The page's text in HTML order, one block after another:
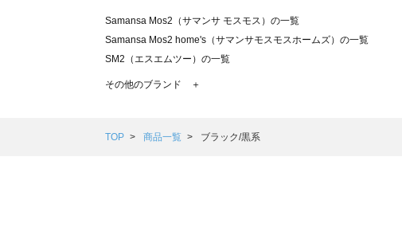
Samansa Mos2（サマンサ モスモス）の一覧
Samansa Mos2 home's（サマンサモスモスホームズ）の一覧
SM2（エスエムツー）の一覧
TSUHARU by Samansa Mos2（ツハルバイサマンサモスモス）の一覧
Samansa Mos2 Lagom（サマンサモスモス ラーゴム）の一覧
その他のブランド ＋
TOP 商品一覧 ブラック/黒系